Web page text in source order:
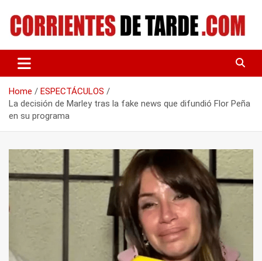
content
CORRIENTES DE TARDE
Home
ESPECTÁCULOS
La decisión de Marley tras la fake news que difundió Flor Peña
en su programa